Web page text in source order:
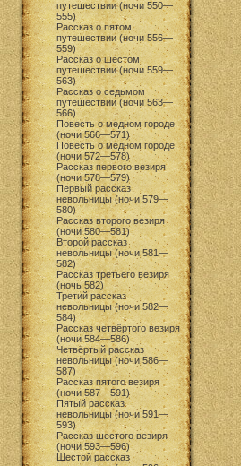
путешествии (ночи 550—
555)
Рассказ о пятом
путешествии (ночи 556—
559)
Рассказ о шестом
путешествии (ночи 559—
563)
Рассказ о седьмом
путешествии (ночи 563—
566)
Повесть о медном городе
(ночи 566—571)
Повесть о медном городе
(ночи 572—578)
Рассказ первого везиря
(ночи 578—579)
Первый рассказ
невольницы (ночи 579—
580)
Рассказ второго везиря
(ночи 580—581)
Второй рассказ
невольницы (ночи 581—
582)
Рассказ третьего везиря
(ночь 582)
Третий рассказ
невольницы (ночи 582—
584)
Рассказ четвёртого везиря
(ночи 584—586)
Четвёртый рассказ
невольницы (ночи 586—
587)
Рассказ пятого везиря
(ночи 587—591)
Пятый рассказ
невольницы (ночи 591—
593)
Рассказ шестого везиря
(ночи 593—596)
Шестой рассказ